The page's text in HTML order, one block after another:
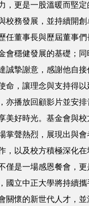
，更是一股溫暖而堅
校務發展，並持續開創
任董事長與歷屆董事
會穩健發展的基礎；
誠摯謝意，感謝他自
命，讓理念與支持得以
亦播放回顧影片並安
美好時光。基金會與
掌聲熱烈，展現出與
，以及校方積極深化在
僅是一場感恩餐會，
國立中正大學將持續
關懷的新世代人才，